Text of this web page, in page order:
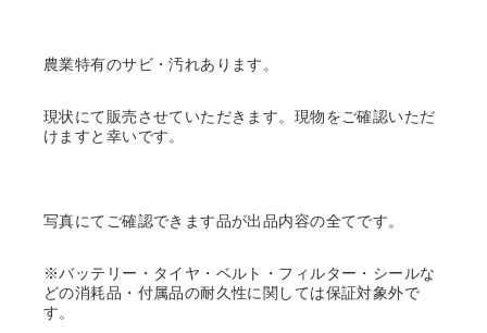
農業特有のサビ・汚れあります。
現状にて販売させていただきます。現物をご確認いただ
けますと幸いです。
写真にてご確認できます品が出品内容の全てです。
※バッテリー・タイヤ・ベルト・フィルター・シールな
どの消耗品・付属品の耐久性に関しては保証対象外で
す。